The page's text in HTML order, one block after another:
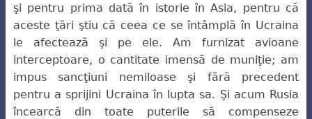
şi pentru prima dată în istorie în Asia, pentru că
aceste ţări ştiu că ceea ce se întâmplă în Ucraina
le afectează şi pe ele. Am furnizat avioane
interceptoare, o cantitate imensă de muniţie; am
impus sancţiuni nemiloase şi fără precedent
pentru a sprijini Ucraina în lupta sa. Şi acum Rusia
încearcă din toate puterile să compenseze